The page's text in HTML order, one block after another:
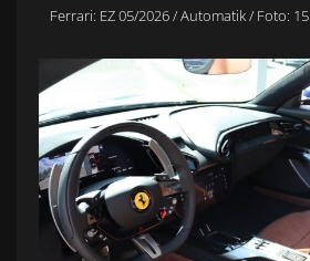
Ferrari: EZ 05/2026 / Automatik / Foto: 15